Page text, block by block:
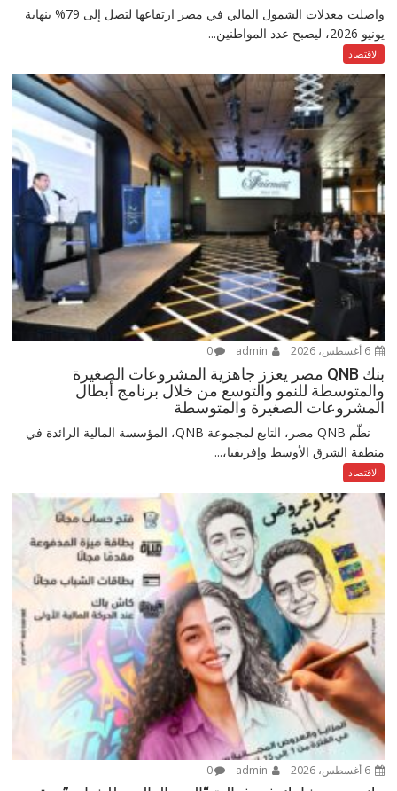
واصلت معدلات الشمول المالي في مصر ارتفاعها لتصل إلى 79% بنهاية
يونيو 2026، ليصبح عدد المواطنين...
الاقتصاد
6 أغسطس، 2026 0
بنك QNB مصر يعزز جاهزية المشروعات الصغيرة
والمتوسطة للنمو والتوسع من خلال برنامج أبطال
المشروعات الصغيرة والمتوسطة
نظّم QNB مصر، التابع لمجموعة QNB، المؤسسة المالية الرائدة في
منطقة الشرق الأوسط وإفريقيا،...
الاقتصاد
6 أغسطس، 2026 0